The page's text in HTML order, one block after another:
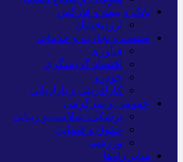
بانک و بیمه و فارکس
ارزدیجیتال
صنعت و تجارت و خدمات
فناوری
اقتصاد گردشگری
خودرو
کارآفرینی و بازاریابی
عمومی و سرگرمی
پزشکی، سلامت و زیبایی
حقوق و قضایی
ورزشی
سایر راه‌ها